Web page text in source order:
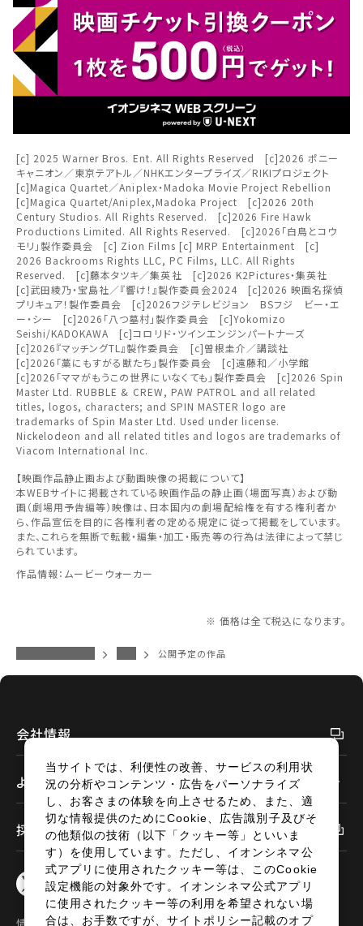
閉じる
チケット購入
チケットの購入は下記リンクより、ご覧になりたい作品を選
択しご購入ください。
上映スケジュールを確認する
その他の劇場を選ぶ
無料のワタシアターライト会員もあります。
予約を確認・変更する
チケットの予約状況の確認及び予約を変更したい場合は、
下記リンクよりご確認ください。
予約を確認する
予約を変更する
お近くの劇場から選ぶ
福島
都道府県から選ぶ
北海道
東北
関東
北越
中部
近畿
中国・四国
九州
[c] 2025 Warner Bros. Ent. All Rights Reserved [c]2026 ポニー
キャニオン／東京テアトル／NHKエンタープライズ／RIKIプロジェクト
[c]Magica Quartet／Aniplex・Madoka Movie Project Rebellion
[c]Magica Quartet/Aniplex,Madoka Project [c]2026 20th
Century Studios. All Rights Reserved. [c]2026 Fire Hawk
Productions Limited. All Rights Reserved. [c]2026「白鳥とコウ
モリ」製作委員会 [c] Zion Films [c] MRP Entertainment [c]
2026 Backrooms Rights LLC, PC Films, LLC. All Rights
Reserved. [c]藤本タツキ／集英社 [c]2026 K2Pictures・集英社
[c]武田綾乃・宝島社／『響け！』製作委員会2024 [c]2026 映画名探偵
プリキュア！製作委員会 [c]2026フジテレビジョン BSフジ ビー・エ
ー・シー [c]2026「八つ墓村」製作委員会 [c]Yokomizo
Seishi/KADOKAWA [c]コロリド・ツインエンジンパートナーズ
[c]2026『マッチングTL』製作委員会 [c]曽根圭介／講談社
[c]2026「藁にもすがる獣たち」製作委員会 [c]遠藤和／小学館
[c]2026「ママがもうこの世界にいなくても」製作委員会 [c]2026 Spin
Master Ltd. RUBBLE & CREW, PAW PATROL and all related
titles, logos, characters; and SPIN MASTER logo are
trademarks of Spin Master Ltd. Used under license.
Nickelodeon and all related titles and logos are trademarks of
Viacom International Inc.
【映画作品静止画および動画映像の掲載について】
本WEBサイトに掲載されている映画作品の静止画（場面写真）および動
画（劇場用予告編等）映像は、日本国内の劇場配給権を有する権利者か
ら、作品宣伝を目的に各権利者の定める規定に従って掲載をしています。
また、これらを無断で転載・編集・加工・販売等の行為は法律によって禁じ
られています。
作品情報：ムービーウォーカー
※ 価格は全て税込になります。
公開予定の作品
会社情報
よくあるご質問
採用情報
閉じる
劇場を変更しますか？
劇場を変更すると、STEP2以降で選択いただいた情報は解除
されます。
変更しないで続ける 変更する
閉じる
閉じる
上映日を変更しますか？
上映日を変更すると、STEP3以降で選択いただいた情報は解
除されます。
変更しないで続ける 変更する
閉じる
閉じる
みたい機能のご利用には
ワタシアター会員へのご登録が必要です。
ワタシアター会員へのログイン・ご登録はこちら
当サイトでは、利便性の改善、サービスの利用状
況の分析やコンテンツ・広告をパーソナライズ
し、お客さまの体験を向上させるため、また、適
切な情報提供のためにCookie、広告識別子及びそ
の他類似の技術（以下「クッキー等」といいま
す）を使用しています。ただし、イオンシネマ公
式アプリに使用されたクッキー等は、このCookie
設定機能の対象外です。イオンシネマ公式アプリ
に使用されたクッキー等の利用を希望されない場
合は、お手数ですが、サイトポリシー記載のオプ